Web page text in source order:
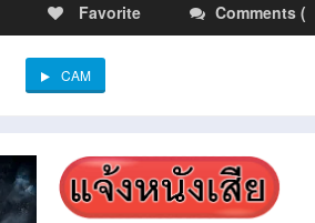
Favorite Comments (
CAM